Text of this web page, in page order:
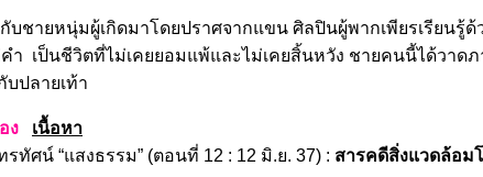
กับชายหนุ่มผู้เกิดมาโดยปราศจากแขน ศิลปินผู้พากเพียรเรียนรู้ด้
ำ เป็นชีวิตที่ไม่เคยยอมแพ้และไม่เคยสิ้นหวัง ชายคนนี้ได้วาด
ปลายเท้า
ง เนื้อหา
ทัศน์ “แสงธรรม” (ตอนที่ 12 : 12 มิ.ย. 37) : สารคดีสิ่งแวดล้อม